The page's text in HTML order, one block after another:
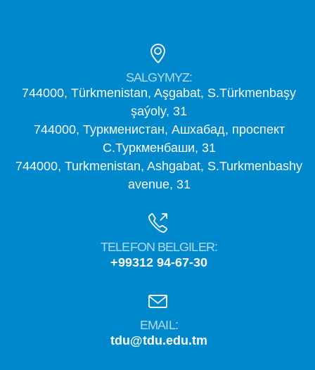
SALGYMYZ:
744000, Türkmenistan, Aşgabat, S.Türkmenbaşy
şaýoly, 31
744000, Туркменистан, Ашхабад, проспект
С.Туркменбаши, 31
744000, Turkmenistan, Ashgabat, S.Turkmenbashy
avenue, 31
TELEFON BELGILER:
+99312 94-67-30
EMAIL:
tdu@tdu.edu.tm